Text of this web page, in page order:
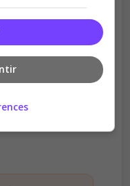
bonus aux